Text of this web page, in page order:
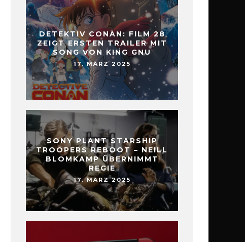
DETEKTIV CONAN: FILM 28
ZEIGT ERSTEN TRAILER MIT
SONG VON KING GNU
17. MÄRZ 2025
SONY PLANT STARSHIP
TROOPERS REBOOT – NEILL
BLOMKAMP ÜBERNIMMT
REGIE
17. MÄRZ 2025